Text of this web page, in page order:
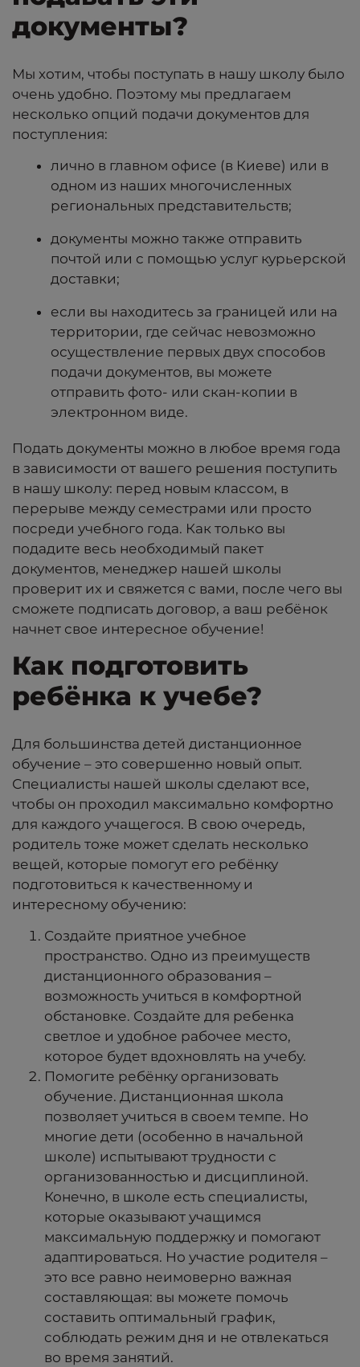
документы?
Мы хотим, чтобы поступать в нашу школу было
очень удобно. Поэтому мы предлагаем
несколько опций подачи документов для
поступления:
лично в главном офисе (в Киеве) или в
одном из наших многочисленных
региональных представительств;
документы можно также отправить
почтой или с помощью услуг курьерской
доставки;
если вы находитесь за границей или на
территории, где сейчас невозможно
осуществление первых двух способов
подачи документов, вы можете
отправить фото- или скан-копии в
электронном виде.
Подать документы можно в любое время года
в зависимости от вашего решения поступить
в нашу школу: перед новым классом, в
перерыве между семестрами или просто
посреди учебного года. Как только вы
подадите весь необходимый пакет
документов, менеджер нашей школы
проверит их и свяжется с вами, после чего вы
сможете подписать договор, а ваш ребёнок
начнет свое интересное обучение!
Как подготовить
ребёнка к учебе?
Для большинства детей дистанционное
обучение – это совершенно новый опыт.
Специалисты нашей школы сделают все,
чтобы он проходил максимально комфортно
для каждого учащегося. В свою очередь,
родитель тоже может сделать несколько
вещей, которые помогут его ребёнку
подготовиться к качественному и
интересному обучению:
Создайте приятное учебное
пространство. Одно из преимуществ
дистанционного образования –
возможность учиться в комфортной
обстановке. Создайте для ребенка
светлое и удобное рабочее место,
которое будет вдохновлять на учебу.
Помогите ребёнку организовать
обучение. Дистанционная школа
позволяет учиться в своем темпе. Но
многие дети (особенно в начальной
школе) испытывают трудности с
организованностью и дисциплиной.
Конечно, в школе есть специалисты,
которые оказывают учащимся
максимальную поддержку и помогают
адаптироваться. Но участие родителя –
это все равно неимоверно важная
составляющая: вы можете помочь
составить оптимальный график,
соблюдать режим дня и не отвлекаться
во время занятий.